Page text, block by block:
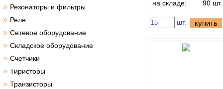
» Резонаторы и фильтры
» Реле
» Сетевое оборудование
» Складское оборудование
» Счетчики
» Тиристоры
» Транзисторы
на складе:
90 шт.
шт. купить